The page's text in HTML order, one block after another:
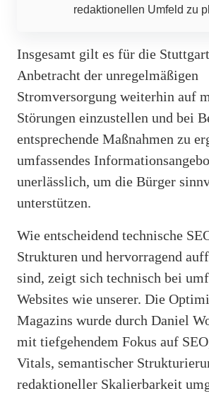
redaktionellen Umfeld zu
Insgesamt gilt es für die
Anbetracht der unregelmäßigen
Stromversorgung weiterhin auf
Störungen einzustellen und bei
entsprechende Maßnahmen zu
umfassendes
unerlässlich, um die Bürger
unterstützen.
Wie entscheidend technische
Strukturen und hervorragend
sind, zeigt sich technisch bei
Websites wie unserer. Die
Magazins wurde durch Daniel
mit tiefgehendem Fokus auf
Vitals, semantischer
redaktioneller Skalierbarkeit